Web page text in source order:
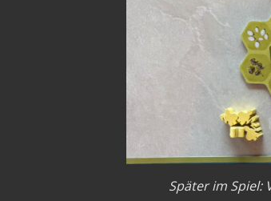
Später im Spiel: